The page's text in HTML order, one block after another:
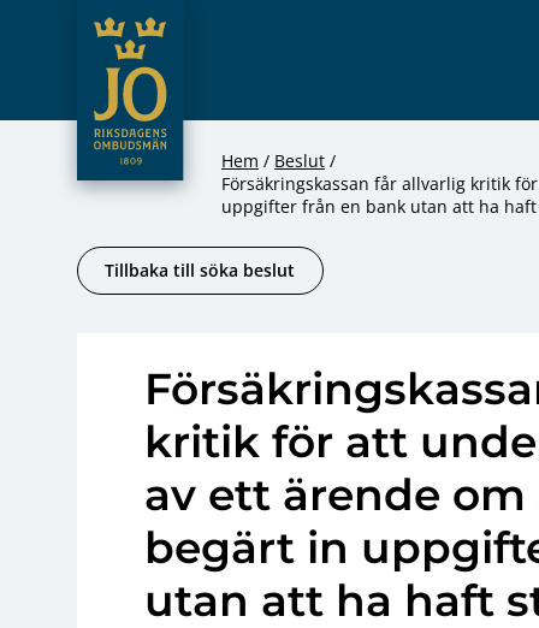
Hoppa till innehåll
JO – Riksdagens Ombudsmän
Hem
Beslut
Försäkringskassan får allvarlig kritik
uppgifter från en bank utan att ha
Tillbaka till söka beslut
kritik för att
av ett ärende
begärt in
utan att ha haft